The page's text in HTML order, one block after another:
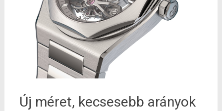
Új méret, kecsesebb arányok